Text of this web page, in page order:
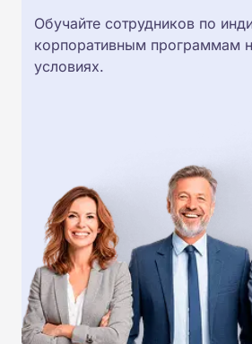
Обучайте сотрудников по
корпоративным программам
условиях.